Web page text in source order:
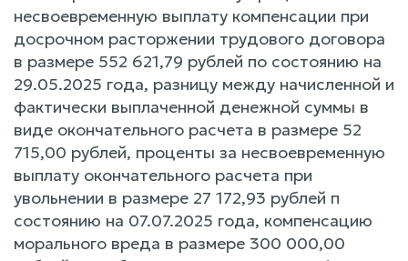
несвоевременную выплату компенсации при
досрочном расторжении трудового договора
в размере 552 621,79 рублей по состоянию на
29.05.2025 года, разницу между начисленной и
фактически выплаченной денежной суммы в
виде окончательного расчета в размере 52
715,00 рублей, проценты за несвоевременную
выплату окончательного расчета при
увольнении в размере 27 172,93 рублей п
состоянию на 07.07.2025 года, компенсацию
морального вреда в размере 300 000,00